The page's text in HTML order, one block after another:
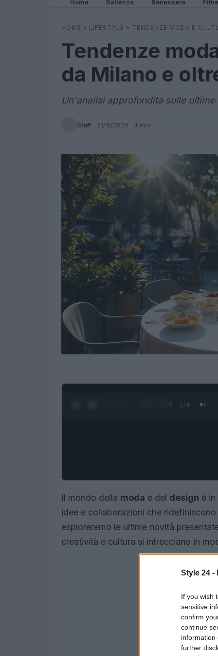
Style 24 -
If you wish
sensitive
confirm
continue
information
further
Home Bellezza Benessere
HOME » LIFESTYLE » TENDENZE MODA E
Tendenze
da Milano e
Un'analisi approfondita sulle
Staff · 21/11/2025 · 4 min
0:28 / 3:16 1 /4
Il mondo della moda e del design è
idee e collaborazioni che
esploreremo le ultime novità
creatività e cultura si intrecciano in